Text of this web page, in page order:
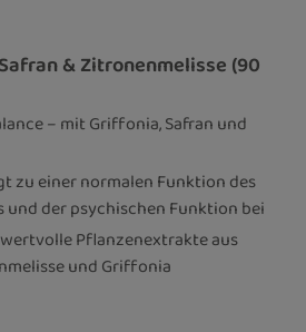
& Zitronenmelisse (90
– mit Griffonia, Safran und
zu einer normalen Funktion des
und der psychischen Funktion bei
Pflanzenextrakte aus
und Griffonia